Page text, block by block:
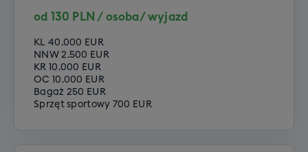
Poziom zaawansowany
od 130 PLN / osoba/ wyjazd
KL 40.000 EUR
NNW 2.500 EUR
KR 10.000 EUR
OC 10.000 EUR
Bagaż 250 EUR
Sprzęt sportowy 700 EUR